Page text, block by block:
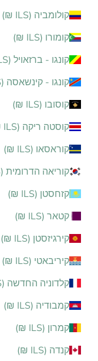
קולומביה (ILS ₪)
קומורו (ILS ₪)
קונגו - ברזאויל (ILS ₪)
קונגו - קינשאסה (ILS ₪)
קוסובו (ILS ₪)
קוסטה ריקה (ILS ₪)
קוראסאו (ILS ₪)
קוריאה הדרומית (ILS ₪)
קזחסטן (ILS ₪)
קטאר (ILS ₪)
קירגיזסטן (ILS ₪)
קיריבאטי (ILS ₪)
קלדוניה החדשה (ILS ₪)
קמבודיה (ILS ₪)
קמרון (ILS ₪)
קנדה (ILS ₪)